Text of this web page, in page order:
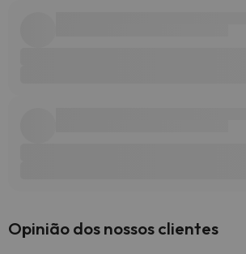
Opinião dos nossos clientes